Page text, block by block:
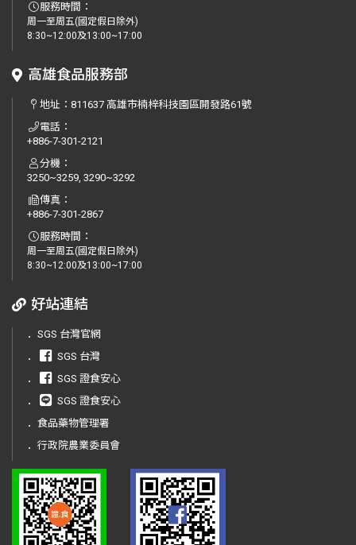
服務時間：
周一至周五(國定假日除外)
8:30~12:00及13:00~17:00
高雄食品服務部
地址：811637 高雄市楠梓科技園區開發路61號
電話：
+886-7-301-2121
分機：
3250~3259, 3290~3292
傳真：
+886-7-301-2867
服務時間：
周一至周五(國定假日除外)
8:30~12:00及13:00~17:00
好站連結
． SGS 台灣官網
．
SGS 台灣
．
SGS 證食安心
．
SGS 證食安心
． 食品藥物管理署
． 行政院農業委員會